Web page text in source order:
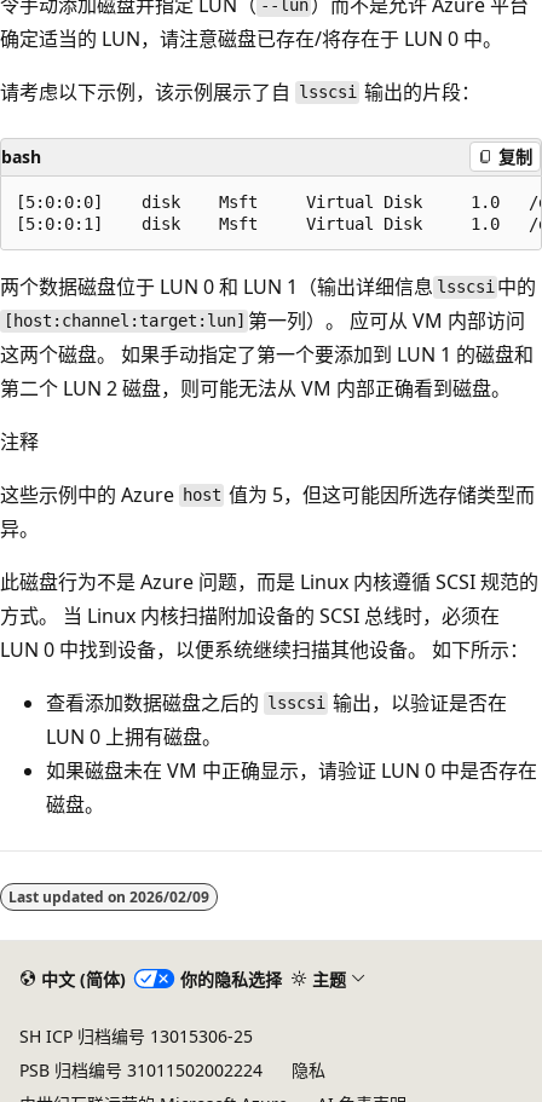
--lun
确定适当的 LUN，请注意磁盘已存在/将存在于 LUN 0 中。
请考虑以下示例，该示例展示了自
lsscsi 输出的片段：
bash 复制
[5:0:0:0]    disk    Msft     Virtual Disk     1.0   /
两个数据磁盘位于 LUN 0 和 LUN 1（输出详细信息 lsscsi 中的
[host:channel:target:lun] 第一列）。 应可从 VM 内部访问
这两个磁盘。 如果手动指定了第一个要添加到 LUN 1 的磁盘和
第二个 LUN 2 磁盘，则可能无法从 VM 内部正确看到磁盘。
注释
这些示例中的 Azure host 值为 5，但这可能因所选存储类型而
异。
此磁盘行为不是 Azure 问题，而是 Linux 内核遵循 SCSI 规范的
方式。 当 Linux 内核扫描附加设备的 SCSI 总线时，必须在
LUN 0 中找到设备，以便系统继续扫描其他设备。 如下所示：
查看添加数据磁盘之后的 lsscsi 输出，以验证是否在
LUN 0 上拥有磁盘。
如果磁盘未在 VM 中正确显示，请验证 LUN 0 中是否存在
磁盘。
Last updated on 2026/02/09
中文 (简体) 你的隐私选择 主题
SH ICP 归档编号 13015306-25
PSB 归档编号 31011502002224
隐私